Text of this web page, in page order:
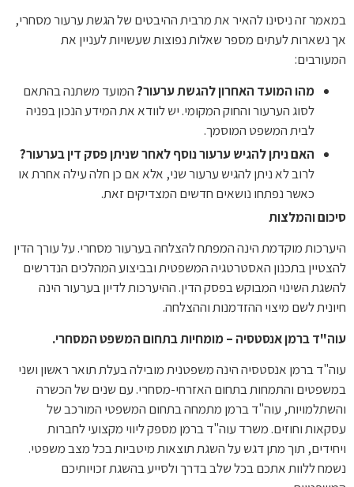
במאמר זה ניסינו להאיר את מרבית ההיבטים של הגשת ערעור מסחרי,
אך נשארות לעתים מספר שאלות נפוצות שעשויות לעניין את
המעורבים:
מהו המועד האחרון להגשת ערעור?המועד משתנה בהתאם
לסוג הערעור והחוק המקומי. יש לוודא את המידע הנכון בפניה
לבית המשפט המוסמך.
האם ניתן להגיש ערעור נוסף לאחר שניתן פסק דין בערעור?
לרוב לא ניתן להגיש ערעור שני, אלא אם כן חלה עילה אחרת או
כאשר נפתחו נושאים חדשים המצדיקים זאת.
סיכום והמלצות
היערכות מוקדמת הינה המפתח להצלחה בערעור מסחרי. על עורך הדין
להצטיין בתכנון האסטרטגיה המשפטית ובביצוע המהלכים הנדרשים
להשגת השינוי המבוקש בפסק הדין. ההיערכות לדיון בערעור הינה
חיונית לשם מיצוי ההזדמנות וההצלחה.
עוה"ד ברמן אנסטסיה – מומחיות בתחום המשפט המסחרי.
עוה"ד ברמן אנסטסיה הינה משפטנית מובילה בעלת תואר ראשון ושני
במשפטים והתמחות בתחום האזרחי-מסחרי. עם שנים של הכשרה
והשתלמויות, עוה"ד ברמן מתמחה בתחום המשפטי המורכב של
עסקאות וחוזים. משרד עוה"ד ברמן מספק ליווי מקצועי לחברות
ויחידים, תוך מתן דגש על השגת תוצאות מיטביות בכל מצב משפטי.
נשמח ללוות אתכם בכל שלב בדרך ולסייע בהשגת זכויותיכם